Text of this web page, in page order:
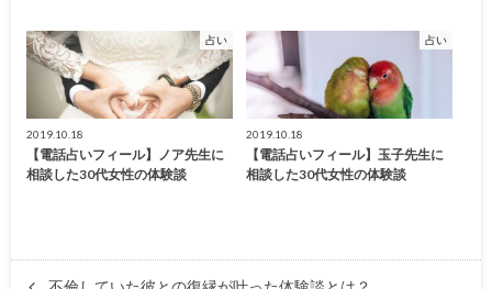
占い
2019.10.18
【電話占いフィール】ノア先生に
相談した30代女性の体験談
占い
2019.10.18
【電話占いフィール】玉子先生に
相談した30代女性の体験談